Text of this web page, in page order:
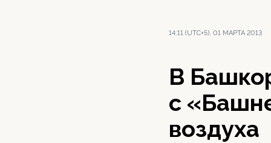
14:11 (UTC+5), 01 МАРТА 2013
В
с
воздуха